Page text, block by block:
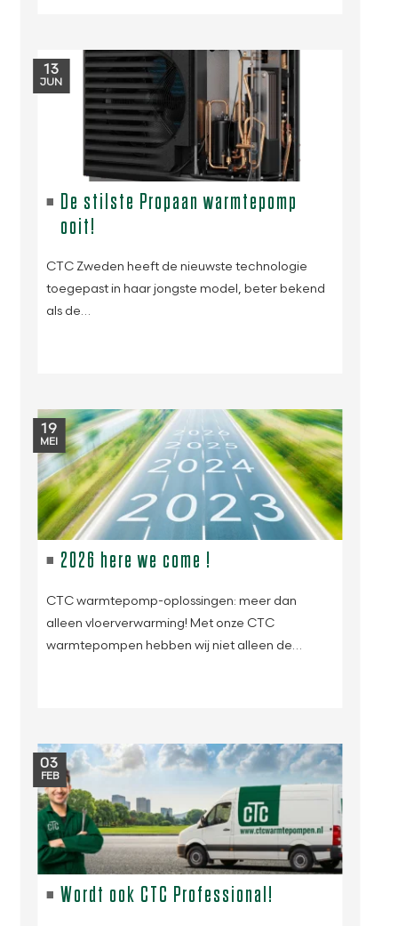
13
JUN
De stilste Propaan warmtepomp
ooit!
CTC Zweden heeft de nieuwste technologie
toegepast in haar jongste model, beter bekend
als de…
19
MEI
2026 here we come !
CTC warmtepomp-oplossingen: meer dan
alleen vloerverwarming! Met onze CTC
warmtepompen hebben wij niet alleen de…
03
FEB
Wordt ook CTC Professional!